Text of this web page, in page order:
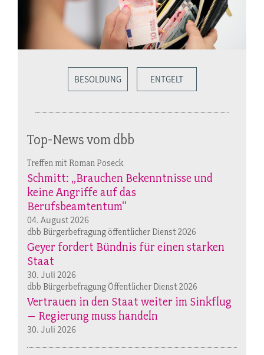
BESOLDUNG ENTGELT
Top-News vom dbb
Treffen mit Roman Poseck
Schmitt: „Brauchen Bekenntnisse und
keine Angriffe auf das
Berufsbeamtentum“
04. August 2026
dbb Bürgerbefragung öffentlicher Dienst 2026
Geyer fordert Bündnis für einen starken
Staat
30. Juli 2026
dbb Bürgerbefragung Öffentlicher Dienst 2026
Vertrauen in den Staat weiter im Sinkflug
– Regierung muss handeln
30. Juli 2026